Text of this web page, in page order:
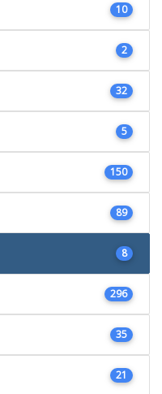
10
2
32
5
150
89
8
296
35
21